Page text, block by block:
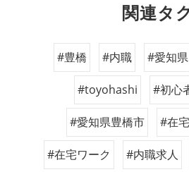
関連タ
#豊橋 #内職 #愛知県
#toyohashi #初心
#愛知県豊橋市 #在
#在宅ワーク #内職求人